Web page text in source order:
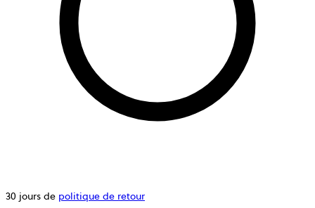
30 jours de politique de retour